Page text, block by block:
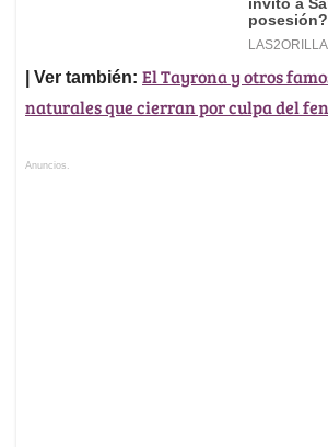
| Ver también: El Tayrona y otros
naturales que cierran por culpa del
Anuncios.